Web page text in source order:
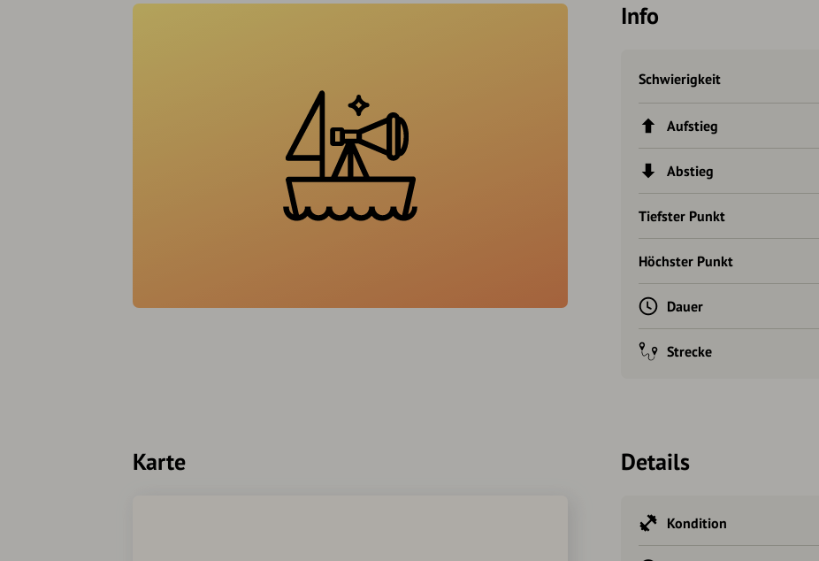
Info
Schwierigkeit
Aufstieg
Abstieg
Tiefster Punkt
Höchster Punkt
Dauer
Strecke
Karte Details
Kondition